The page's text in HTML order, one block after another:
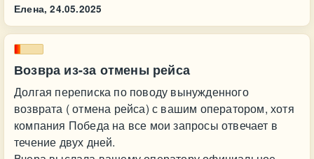
Елена, 24.05.2025
Возвра из-за отмены рейса
Долгая переписка по поводу вынужденного
возврата ( отмена рейса) с вашим оператором, хотя
компания Победа на все мои запросы отвечает в
течение двух дней.